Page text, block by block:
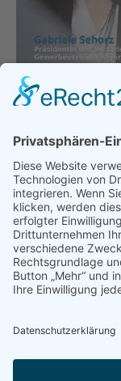
Nur rund 32
Deutschland
BDS
unseren
kreative und
täglich in